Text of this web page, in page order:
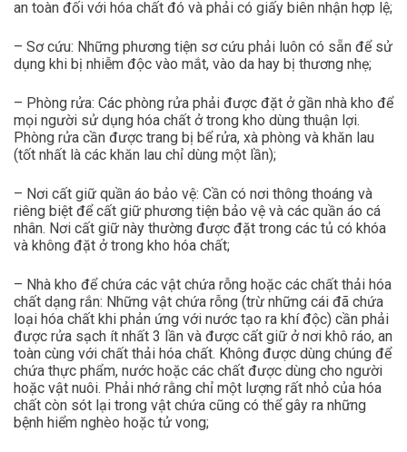
an toàn đối với hóa chất đó và phải có giấy biên nhận hợp lệ;
– Sơ cứu: Những phương tiện sơ cứu phải luôn có sẵn để sử
dụng khi bị nhiễm độc vào mắt, vào da hay bị thương nhẹ;
– Phòng rửa: Các phòng rửa phải được đặt ở gần nhà kho để
mọi người sử dụng hóa chất ở trong kho dùng thuận lợi.
Phòng rửa cần được trang bị bể rửa, xà phòng và khăn lau
(tốt nhất là các khăn lau chỉ dùng một lần);
– Nơi cất giữ quần áo bảo vệ: Cần có nơi thông thoáng và
riêng biệt để cất giữ phương tiện bảo vệ và các quần áo cá
nhân. Nơi cất giữ này thường được đặt trong các tủ có khóa
và không đặt ở trong kho hóa chất;
– Nhà kho để chứa các vật chứa rỗng hoặc các chất thải hóa
chất dạng rắn: Những vật chứa rỗng (trừ những cái đã chứa
loại hóa chất khi phản ứng với nước tạo ra khí độc) cần phải
được rửa sạch ít nhất 3 lần và được cất giữ ở nơi khô ráo, an
toàn cùng với chất thải hóa chất. Không được dùng chúng để
chứa thực phẩm, nước hoặc các chất được dùng cho người
hoặc vật nuôi. Phải nhớ rằng chỉ một lượng rất nhỏ của hóa
chất còn sót lại trong vật chứa cũng có thể gây ra những
bệnh hiểm nghèo hoặc tử vong;